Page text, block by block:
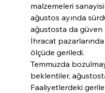
malzemeleri
ağustos ayında
ağustosta da güven
İhracat pazarlarında
ölçüde geriledi.
Temmuzda
beklentiler,
Faaliyetlerdeki